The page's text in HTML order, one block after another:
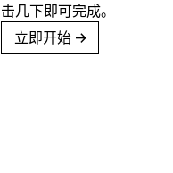
击几下即可完成。
立即开始 →